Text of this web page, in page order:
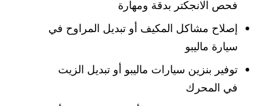
فحص الانجكتر بدقة ومهارة
إصلاح مشاكل المكيف أو تبديل المراوح في
سيارة ماليبو
توفير بنزين سيارات ماليبو أو تبديل الزيت
في المحرك